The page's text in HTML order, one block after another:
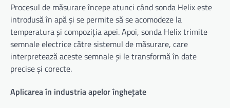
Procesul de măsurare începe atunci când sonda Helix este
introdusă în apă și se permite să se acomodeze la
temperatura și compoziția apei. Apoi, sonda Helix trimite
semnale electrice către sistemul de măsurare, care
interpretează aceste semnale și le transformă în date
precise și corecte.
Aplicarea în industria apelor înghețate